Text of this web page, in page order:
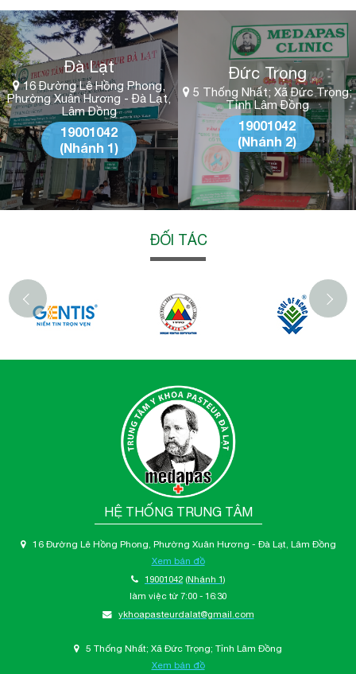
Đà Lạt
16 Đường Lê Hồng Phong,
Phường Xuân Hương - Đà Lạt,
Lâm Đồng
19001042
(Nhánh 1)
Đức Trọng
5 Thống Nhất; Xã Đức Trọng;
Tỉnh Lâm Đồng
19001042
(Nhánh 2)
ĐỐI TÁC
‹
HỆ THỐNG TRUNG TÂM
16 Đường Lê Hồng Phong, Phường Xuân Hương - Đà Lạt, Lâm Đồng
Xem bản đồ
19001042 (Nhánh 1)
làm việc từ 7:00 - 16:30
ykhoapasteurdalat@gmail.com
5 Thống Nhất; Xã Đức Trọng; Tỉnh Lâm Đồng
Xem bản đồ